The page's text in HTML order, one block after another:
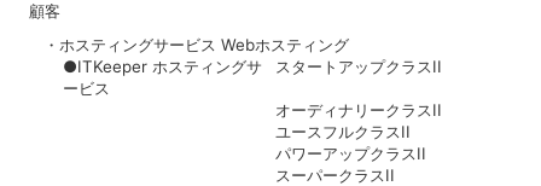
顧客
・ホスティングサービス Webホスティング
●ITKeeper ホスティングサ
ービス
スタートアップクラスII
オーディナリークラスII
ユースフルクラスII
パワーアップクラスII
スーパークラスII